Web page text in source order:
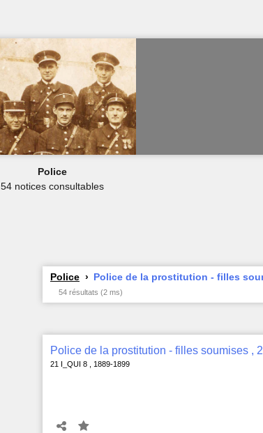
Police
54 notices consultables
Police Police de la prostitution - filles
54 résultats (2 ms)
Police de la prostitution - filles soumises ,
21 I_QUI 8 , 1889-1899